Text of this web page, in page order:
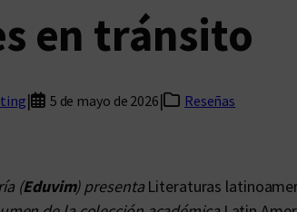
en tránsito
| 5 de mayo de 2026| Reseñas
(Eduvim) presenta Literaturas